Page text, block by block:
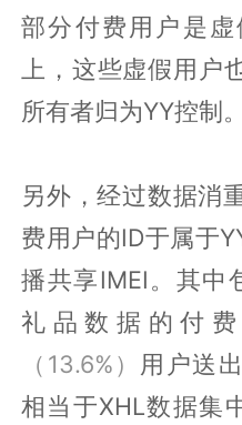
部分付费用户是
上，这些虚假用户
所有者归为YY控制。
另外，经过数据消
费用户的ID于属于
播共享IMEI。其中
礼品数据的付
（13.6%） 用户送
相当于XHL数据集